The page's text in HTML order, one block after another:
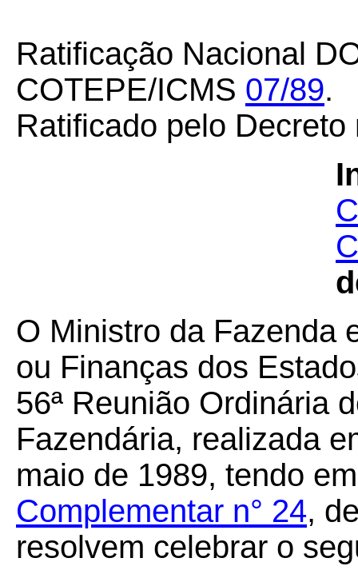
Ratificação Nacional
COTEPE/ICMS 07/89.
Ratificado pelo Decreto
O Ministro da Fazenda
ou Finanças dos
56ª Reunião Ordinária
Fazendária, realizada
maio de 1989, tendo
Complementar n° 24,
resolvem celebrar o